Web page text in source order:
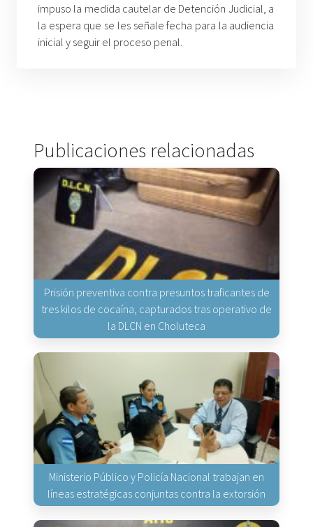
impuso la medida cautelar de Detención Judicial, a
la espera que se les señale fecha para la audiencia
inicial y seguir el proceso penal.
Publicaciones relacionadas
Prisión preventiva contra presuntos traficantes de
tres kilos de cocaína, capturados tras operativo de
la DLCN en Choluteca
Ministerio Público y Policía Nacional trabajan en
líneas estratégicas conjuntas contra la extorsión